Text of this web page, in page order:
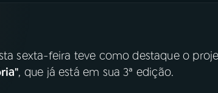
sexta-feira teve como destaque o
, que já está em sua 3ª edição.